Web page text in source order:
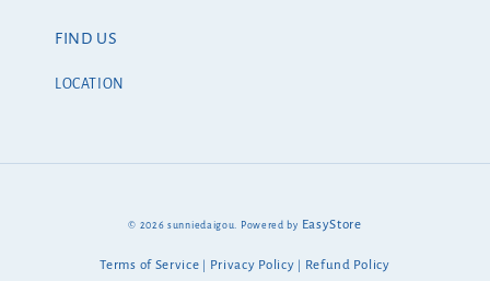
FIND US
LOCATION
© 2026 sunniedaigou. Powered by EasyStore
Terms of Service Privacy Policy Refund Policy